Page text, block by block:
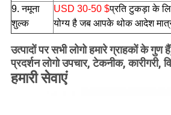
9. नमूना
शुल्क
USD 30-50 $प्रति टुकड़ा के
योग्य है जब आपके थोक आदेश
उत्पादों पर सभी लोगो हमारे ग्राहकों के
प्रदर्शन लोगो उपचार, टेकनीक, कारीगरी,
हमारी सेवाएं